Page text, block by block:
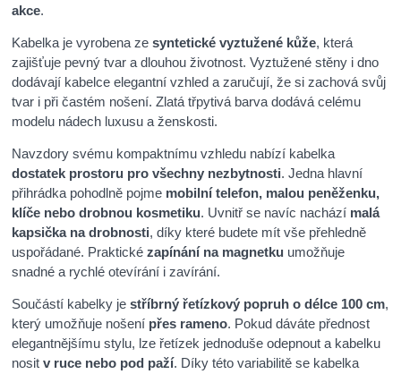
akce.
Kabelka je vyrobena zesyntetické vyztužené kůže, která
zajišťuje pevný tvar a dlouhou životnost. Vyztužené stěny i dno
dodávají kabelce elegantní vzhled a zaručují, že si zachová svůj
tvar i při častém nošení. Zlatá třpytivá barva dodává celému
modelu nádech luxusu a ženskosti.
Navzdory svému kompaktnímu vzhledu nabízí kabelka
dostatek prostoru pro všechny nezbytnosti. Jedna hlavní
přihrádka pohodlně pojme mobilní telefon, malou peněženku,
klíče nebo drobnou kosmetiku. Uvnitř se navíc nachází malá
kapsička na drobnosti, díky které budete mít vše přehledně
uspořádané. Praktickézapínání na magnetku umožňuje
snadné a rychlé otevírání i zavírání.
Součástí kabelky jestříbrný řetízkový popruh o délce 100 cm,
který umožňuje nošení přes rameno. Pokud dáváte přednost
elegantnějšímu stylu, lze řetízek jednoduše odepnout a kabelku
nositv ruce nebo pod paží. Díky této variabilitě se kabelka